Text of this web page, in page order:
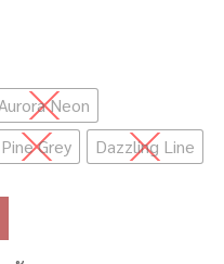
Aurora Neon
Pine Grey Dazzling Line